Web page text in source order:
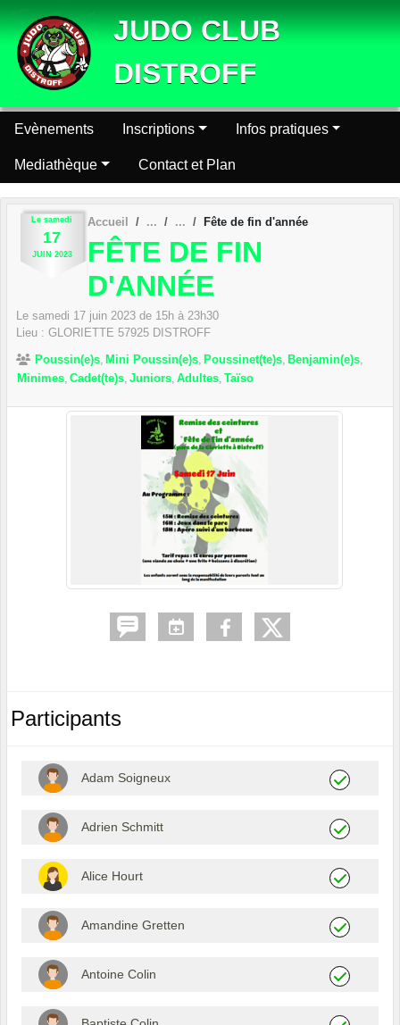
JUDO CLUB
DISTROFF
Evènements Inscriptions Infos pratiques
Mediathèque Contact et Plan
Le samedi
17
JUIN 2023
Accueil Fête de fin d'année
FÊTE DE FIN
D'ANNÉE
Le samedi 17 juin 2023 de 15h à 23h30
Lieu : GLORIETTE 57925 DISTROFF
Poussin(e)s Mini Poussin(e)s Poussinet(te)s Benjamin(e)s
Minimes Cadet(te)s Juniors Adultes Taïso
Participants
Adam Soigneux
Adrien Schmitt
Alice Hourt
Amandine Gretten
Antoine Colin
Panneau de gestion des cookies